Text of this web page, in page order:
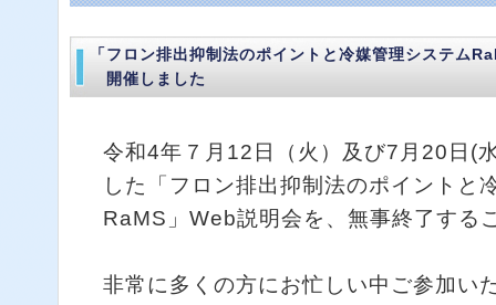
「フロン排出抑制法のポイントと冷媒管理システム
開催しました
令和4年７月12日（火）及び7月20日(
した「フロン排出抑制法のポイントと
RaMS」Web説明会を、無事終了する
非常に多くの方にお忙しい中ご参加い